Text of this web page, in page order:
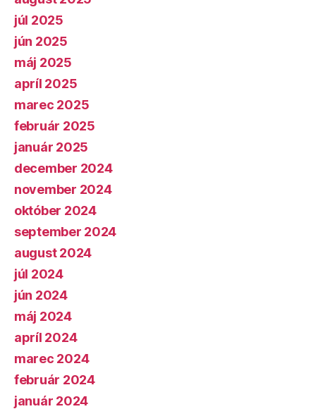
júl 2025
jún 2025
máj 2025
apríl 2025
marec 2025
február 2025
január 2025
december 2024
november 2024
október 2024
september 2024
august 2024
júl 2024
jún 2024
máj 2024
apríl 2024
marec 2024
február 2024
január 2024